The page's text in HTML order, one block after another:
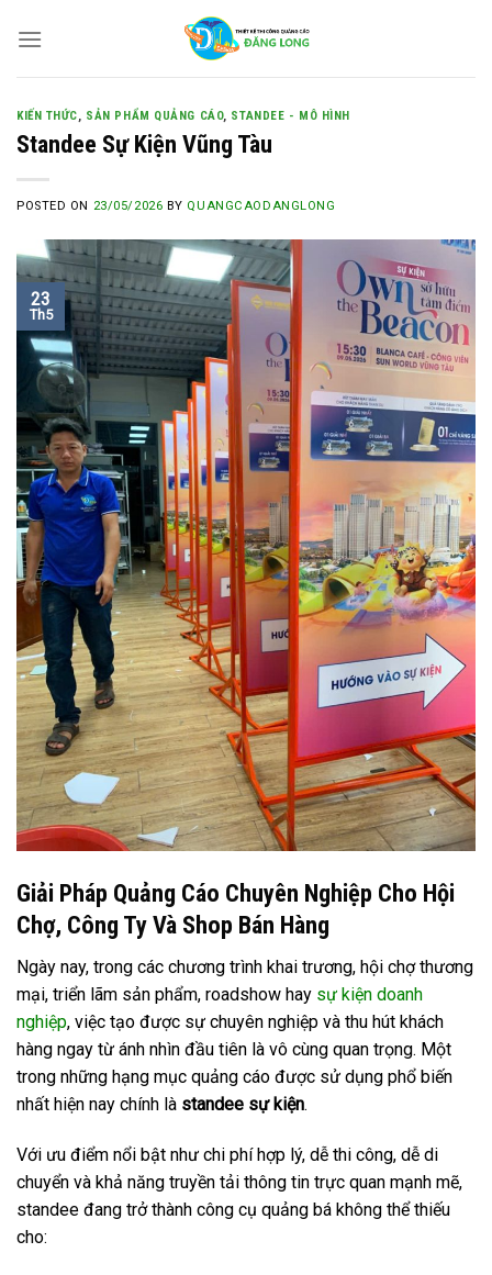
KIẾN THỨC, SẢN PHẨM QUẢNG CÁO, STANDEE - MÔ HÌNH
Standee Sự Kiện Vũng Tàu
POSTED ON 23/05/2026 BY QUANGCAODANGLONG
23
Th5
Giải Pháp Quảng Cáo Chuyên Nghiệp Cho Hội
Chợ, Công Ty Và Shop Bán Hàng
Ngày nay, trong các chương trình khai trương, hội chợ thương
mại, triển lãm sản phẩm, roadshow hay sự kiện doanh
nghiệp, việc tạo được sự chuyên nghiệp và thu hút khách
hàng ngay từ ánh nhìn đầu tiên là vô cùng quan trọng. Một
trong những hạng mục quảng cáo được sử dụng phổ biến
nhất hiện nay chính là standee sự kiện.
Với ưu điểm nổi bật như chi phí hợp lý, dễ thi công, dễ di
chuyển và khả năng truyền tải thông tin trực quan mạnh mẽ,
standee đang trở thành công cụ quảng bá không thể thiếu
cho: